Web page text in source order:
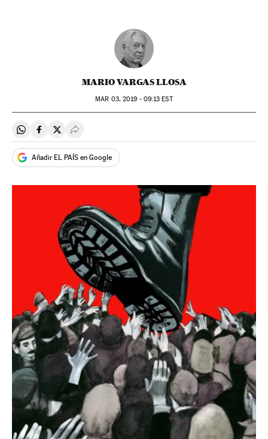
MARIO VARGAS LLOSA
MAR 03, 2019 - 09:13 EST
Compartir en Whatsapp
Compartir en Facebook
Compartir en Twitter
Desplegar Redes Sociales
Añadir EL PAÍS en Google